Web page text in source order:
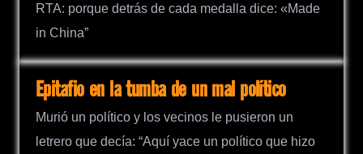
RTA: porque detrás de cada medalla dice: «Made
in China”
Epitafio en la tumba de un mal político
Murió un político y los vecinos le pusieron un
letrero que decía: “Aquí yace un político que hizo